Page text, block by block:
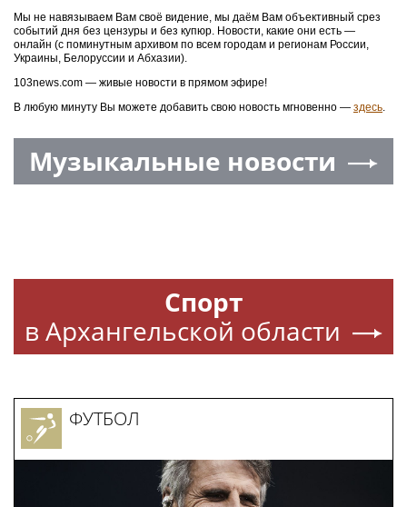
Мы не навязываем Вам своё видение, мы даём Вам объективный срез
событий дня без цензуры и без купюр. Новости, какие они есть —
онлайн (с поминутным архивом по всем городам и регионам России,
Украины, Белоруссии и Абхазии).
103news.com — живые новости в прямом эфире!
В любую минуту Вы можете добавить свою новость мгновенно — здесь.
Музыкальные новости
Спорт
в Архангельской области
ФУТБОЛ